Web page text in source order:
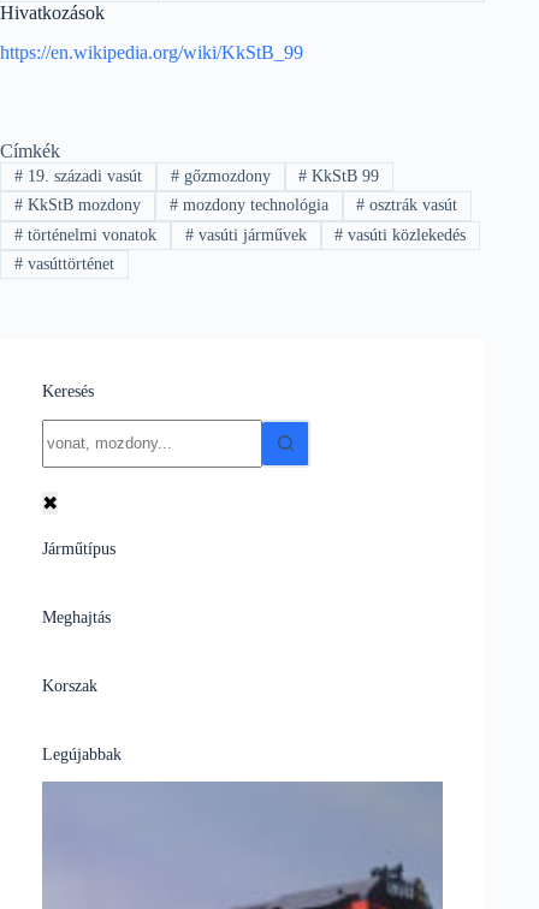
Hivatkozások
https://en.wikipedia.org/wiki/KkStB_99
Címkék
#19. századi vasút #gőzmozdony # KkStB 99
#KkStB mozdony #mozdony technológia # osztrák vasút
#történelmi vonatok #vasúti járművek # vasúti közlekedés
#vasúttörténet
Keresés
results
✖
Járműtípus
Meghajtás
Korszak
Legújabbak